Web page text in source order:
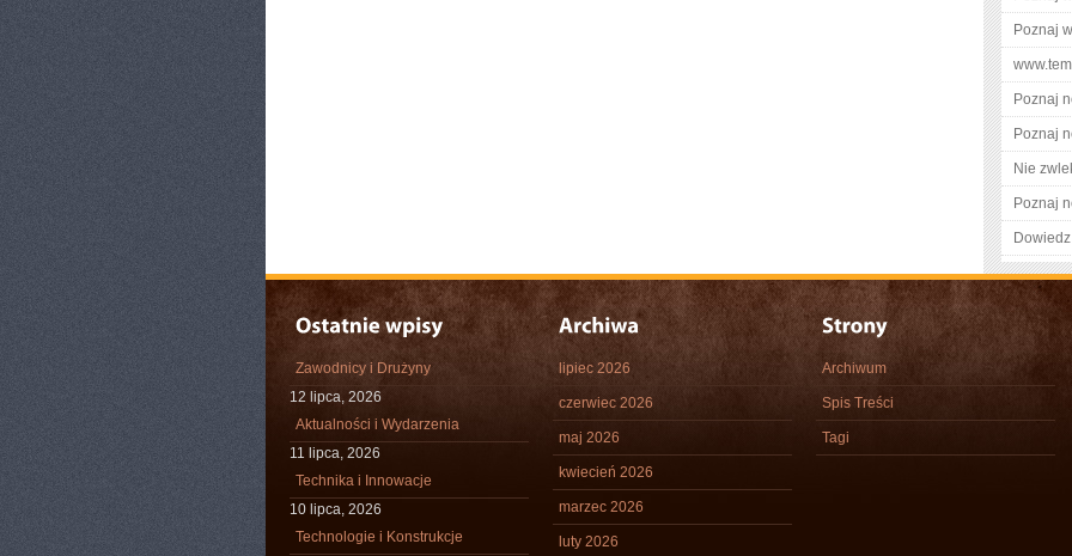
Poznaj
Poznaj
Poznaj
Nie
Poznaj
Zawodnicy i Drużyny
12 lipca, 2026
Aktualności i Wydarzenia
11 lipca, 2026
Technika i Innowacje
10 lipca, 2026
Technologie i Konstrukcje
lipiec 2026
czerwiec 2026
maj 2026
kwiecień 2026
marzec 2026
luty 2026
Archiwum
Spis Treści
Tagi